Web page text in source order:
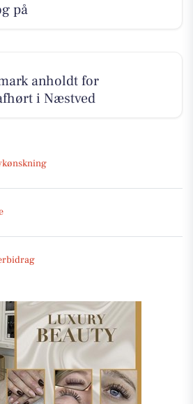
på
anholdt for
i Næstved